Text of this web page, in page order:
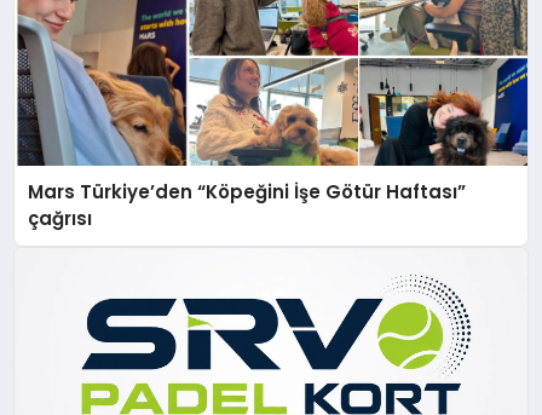
Mars Türkiye’den “Köpeğini İşe Götür Haftası”
çağrısı